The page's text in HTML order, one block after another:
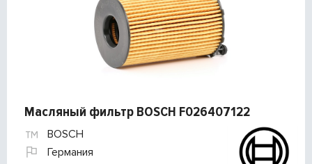
Масляный фильтр BOSCH F026407122
BOSCH
Германия